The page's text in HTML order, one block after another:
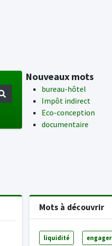
Nouveaux mots
bureau-hôtel
Impôt indirect
Eco-conception
documentaire
Mots à découvrir
liquidité engager